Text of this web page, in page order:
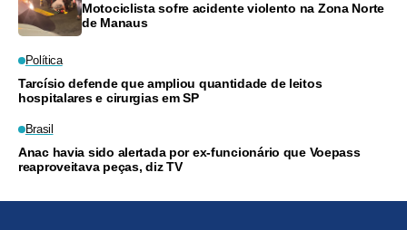
Motociclista sofre acidente violento na Zona Norte
de Manaus
Política
Tarcísio defende que ampliou quantidade de leitos
hospitalares e cirurgias em SP
Brasil
Anac havia sido alertada por ex-funcionário que Voepass
reaproveitava peças, diz TV